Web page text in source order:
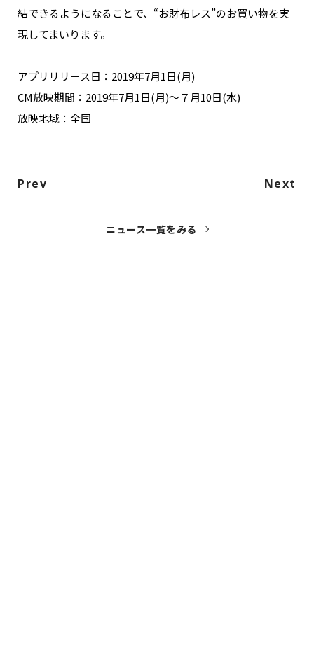
結できるようになることで、“お財布レス”のお買い物を実
現してまいります。
アプリリリース日：2019年7月1日(月)
CM放映期間：2019年7月1日(月)～７月10日(水)
放映地域：全国
Prev Next
ニュース一覧をみる